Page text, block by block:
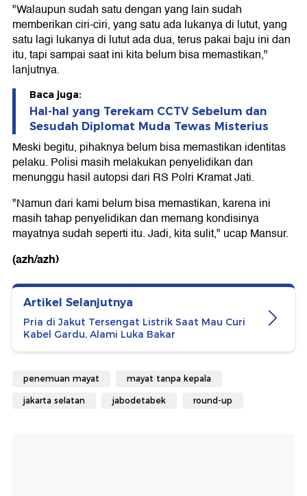
"Walaupun sudah satu dengan yang lain sudah
memberikan ciri-ciri, yang satu ada lukanya di lutut, yang
satu lagi lukanya di lutut ada dua, terus pakai baju ini dan
itu, tapi sampai saat ini kita belum bisa memastikan,"
lanjutnya.
Baca juga:
Hal-hal yang Terekam CCTV Sebelum dan
Sesudah Diplomat Muda Tewas Misterius
Meski begitu, pihaknya belum bisa memastikan identitas
pelaku. Polisi masih melakukan penyelidikan dan
menunggu hasil autopsi dari RS Polri Kramat Jati.
"Namun dari kami belum bisa memastikan, karena ini
masih tahap penyelidikan dan memang kondisinya
mayatnya sudah seperti itu. Jadi, kita sulit," ucap Mansur.
(azh/azh)
Artikel Selanjutnya
Pria di Jakut Tersengat Listrik Saat Mau Curi
Kabel Gardu, Alami Luka Bakar
penemuan mayat mayat tanpa kepala
jakarta selatan jabodetabek round-up